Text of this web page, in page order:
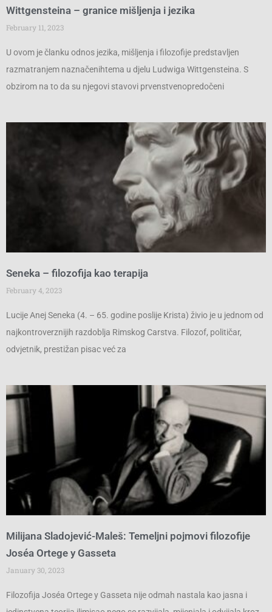
Wittgensteina – granice mišljenja i jezika
February 11, 2023
U ovom je članku odnos jezika, mišljenja i filozofije predstavljen
razmatranjem naznačenihtema u djelu Ludwiga Wittgensteina. S
obzirom na to da su njegovi stavovi prvenstvenopredočeni
Seneka – filozofija kao terapija
February 4, 2023
Lucije Anej Seneka (4. – 65. godine poslije Krista) živio je u jednom od
najkontroverznijih razdoblja Rimskog Carstva. Filozof, političar,
odvjetnik, prestižan pisac već za
Milijana Sladojević-Maleš: Temeljni pojmovi filozofije
Joséa Ortege y Gasseta
January 30, 2023
Filozofija Joséa Ortege y Gasseta nije odmah nastala kao jasna i